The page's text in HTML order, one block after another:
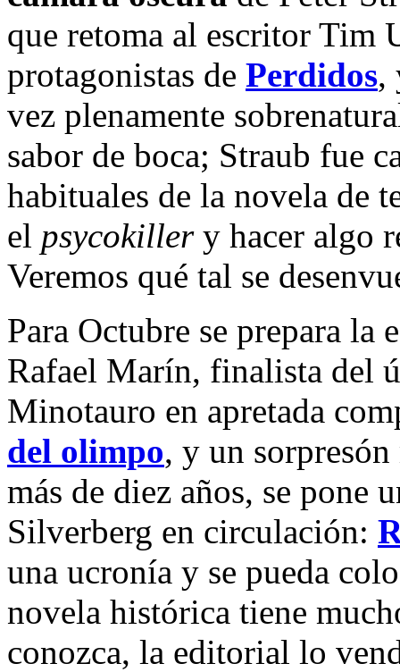
que retoma al escritor Tim
protagonistas de Perdidos,
vez plenamente
sabor de boca; Straub fue
habituales de la novela de
el psycokillery hacer algo
Veremos qué tal se
Para Octubre se prepara la
Rafael Marín, finalista del
Minotauro en apretada
del olimpo, y un
más de diez años, se pone
Silverberg en circulación:
una ucronía y se pueda
novela histórica tiene
conozca, la editorial lo